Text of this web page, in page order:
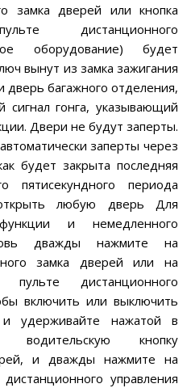
замка дверей или кнопка
дистанционного
оборудование) будет
вынут из замка зажигания
дверь багажного отделения,
сигнал гонга, указывающий
Двери не будут заперты.
заперты через
будет закрыта последняя
пятисекундного периода
любую дверь Для
и немедленного
дважды нажмите на
замка дверей или на
дистанционного
включить или выключить
удерживайте нажатой в
водительскую кнопку
и дважды нажмите на
управления